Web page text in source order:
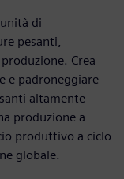
di
pesanti,
Crea
e padroneggiare
altamente
produzione a
produttivo a ciclo
globale.